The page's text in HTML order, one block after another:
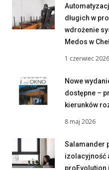
długich w
wdrożenie
Medos w
1 czerwiec 2026
Nowe
dostępne –
kierunków
8 maj 2026
Salamander
izolacyjność
proEvolution